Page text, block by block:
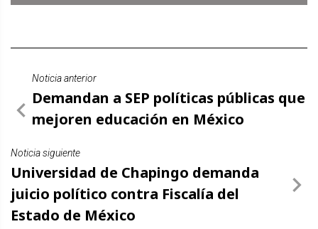
Noticia anterior
Demandan a SEP políticas públicas que
mejoren educación en México
Noticia siguiente
Universidad de Chapingo demanda
juicio político contra Fiscalía del
Estado de México